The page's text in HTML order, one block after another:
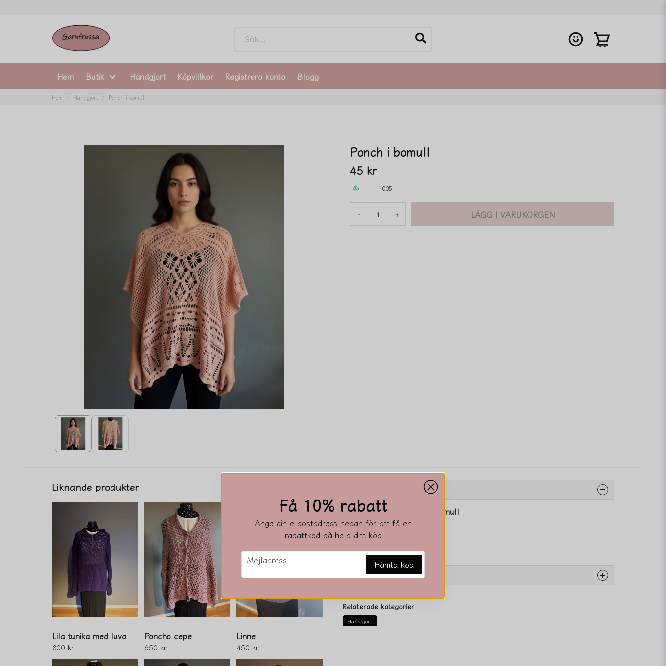
Hem Butik Handgjort Köpvillkor Registrera konto Blogg
Hem Handgjort Ponch i bomull
Ponch i bomull
45 kr
1005
- + LÄGG I VARUKORGEN
Liknande produkter
Lila tunika med luva
800 kr
Poncho cepe
650 kr
Linne
450 kr
Beskrivning av Ponch i bomull
Bredd ca 85 cm
längd 62 cm
Ställ en produktfråga
question
Fråga oss något om denna produkten...
Relaterade kategorier
Handgjort
Få 10% rabatt
Ange din e-postadress nedan för att få en
rabattkod på hela ditt köp
email
Mejladress Hämta kod